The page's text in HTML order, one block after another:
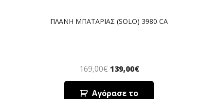
ΠΛΑΝΗ ΜΠΑΤΑΡΙΑΣ (SOLO) 3980 CA
169,00€ 139,00€
Αγόρασε το